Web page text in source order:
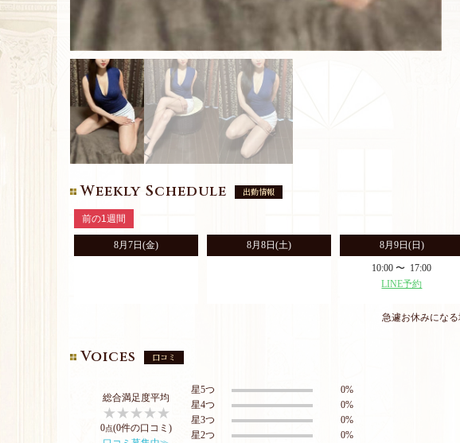
Weekly Schedule 出勤情報
前の1週間
8月7日(金) 8月8日 (土) 8月9日 (日)
10:00 〜 17:00
LINE予約
急遽お休みになる
Voices 口コミ
総合満足度平均
0点(0件の口コミ)
星5つ
0%
星4つ
0%
星3つ
0%
星2つ
0%